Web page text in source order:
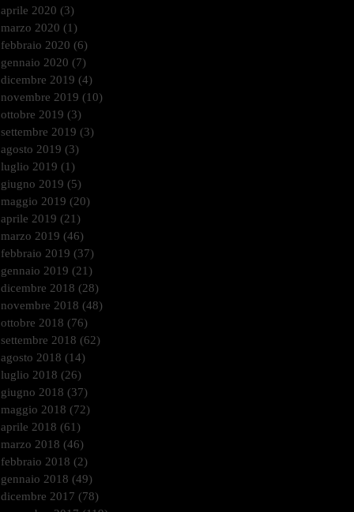
aprile 2020 (3)
marzo 2020 (1)
febbraio 2020 (6)
gennaio 2020 (7)
dicembre 2019 (4)
novembre 2019 (10)
ottobre 2019 (3)
settembre 2019 (3)
agosto 2019 (3)
luglio 2019 (1)
giugno 2019 (5)
maggio 2019 (20)
aprile 2019 (21)
marzo 2019 (46)
febbraio 2019 (37)
gennaio 2019 (21)
dicembre 2018 (28)
novembre 2018 (48)
ottobre 2018 (76)
settembre 2018 (62)
agosto 2018 (14)
luglio 2018 (26)
giugno 2018 (37)
maggio 2018 (72)
aprile 2018 (61)
marzo 2018 (46)
febbraio 2018 (2)
gennaio 2018 (49)
dicembre 2017 (78)